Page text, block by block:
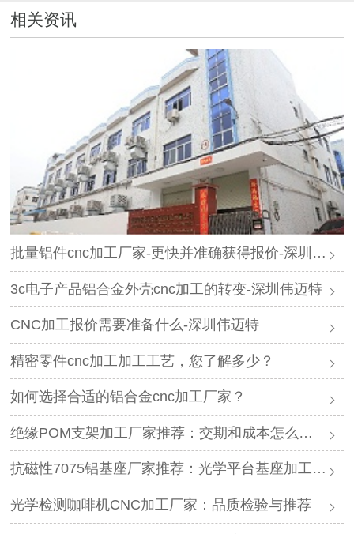
相关资讯
批量铝件cnc加工厂家-更快并准确获得报价-深圳伟迈特
3c电子产品铝合金外壳cnc加工的转变-深圳伟迈特
CNC加工报价需要准备什么-深圳伟迈特
精密零件cnc加工加工工艺，您了解多少？
如何选择合适的铝合金cnc加工厂家？
绝缘POM支架加工厂家推荐：交期和成本怎么算更划算
抗磁性7075铝基座厂家推荐：光学平台基座加工怎么选
光学检测咖啡机CNC加工厂家：品质检验与推荐